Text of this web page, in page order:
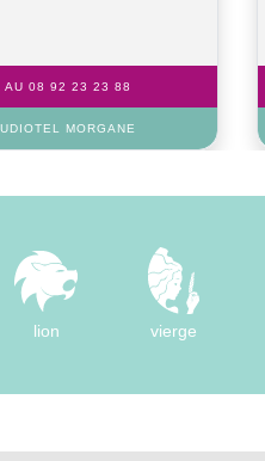
AU 08 92 23 23 88
MORGANE
lion vierge